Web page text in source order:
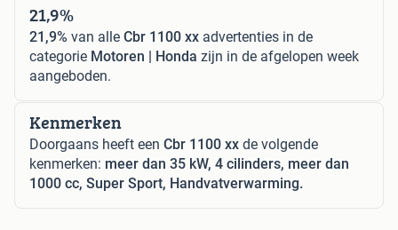
21,9%
21,9% van alle Cbr 1100 xx advertenties in de
categorie Motoren | Honda zijn in de afgelopen week
aangeboden.
Kenmerken
Doorgaans heeft een Cbr 1100 xx de volgende
kenmerken: meer dan 35 kW, 4 cilinders, meer dan
1000 cc, Super Sport, Handvatverwarming.